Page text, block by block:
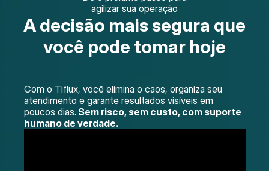
agilizar sua operação
A decisão mais segura que
você pode tomar hoje
Com o Tiflux, você elimina o caos, organiza seu
atendimento e garante resultados visíveis em
poucos dias. Sem risco, sem custo, com suporte
humano de verdade.